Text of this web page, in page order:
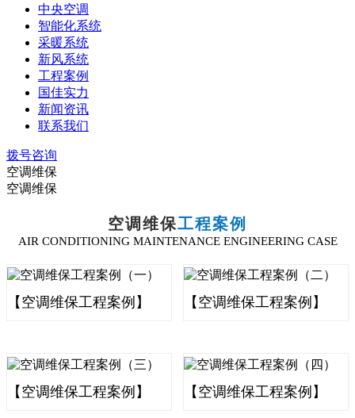
中央空调
智能化系统
采暖系统
新风系统
工程案例
国佳实力
新闻资讯
联系我们
拨号咨询
空调维保
空调维保
空调维保工程案例
AIR CONDITIONING MAINTENANCE ENGINEERING CASE
【空调维保工程案例】 【空调维保工程案例】
【空调维保工程案例】 【空调维保工程案例】